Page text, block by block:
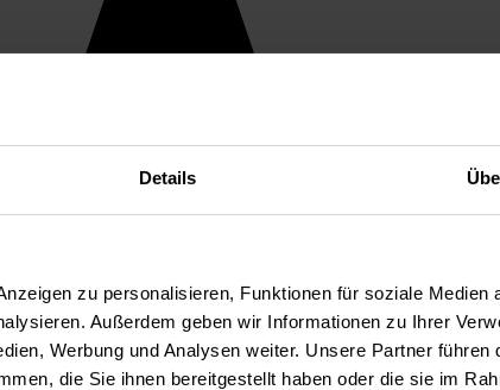
Details
zu personalisieren, Funktionen für soziale Medien
Außerdem geben wir Informationen zu Ihrer
Werbung und Analysen weiter. Unsere Partner führen
die Sie ihnen bereitgestellt haben oder die sie im